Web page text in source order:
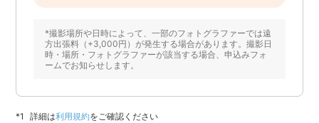
*撮影場所や日時によって、一部のフォトグラファーでは遠
方出張料（+3,000円）が発生する場合があります。撮影日
時・場所・フォトグラファーが該当する場合、申込みフォ
ームでお知らせします。
詳細は利用規約をご確認ください